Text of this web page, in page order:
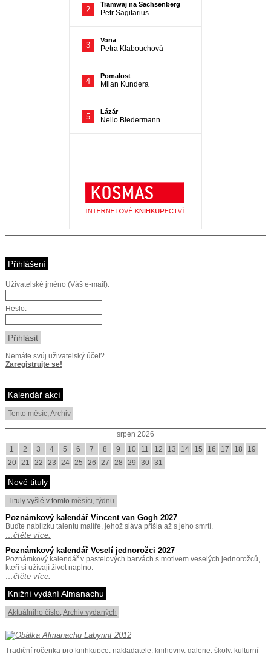
Přihlášení
Uživatelské jméno (Váš e-mail):
Heslo:
Nemáte svůj uživatelský účet?
Zaregistrujte se!
Kalendář akcí
Tento měsíc,Archiv
srpen 2026
1
2 3 4 5 6 7 8 9 10 11 12 13 14 15 16 17 18
19
20 21 22 23 24 25 26 27 28 29 30 31
Nové tituly
Tituly vyšlé v tomto měsíci, týdnu
Poznámkový kalendář Vincent van Gogh 2027
Buďte nablízku talentu malíře, jehož sláva přišla až s jeho smrtí.
…čtěte více.
Poznámkový kalendář Veselí jednorožci 2027
Poznámkový kalendář v pastelových barvách s motivem veselých jednorožců,
kteří si užívají život naplno.
…čtěte více.
Knižní vydání Almanachu
Aktuálního číslo,Archiv vydaných
Tradiční ročenka pro knihkupce, nakladatele, knihovny, galerie, školy, kulturní